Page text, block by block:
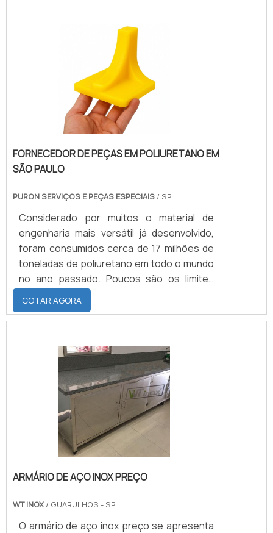
qualificados. A TOP-PUR é uma empresa
que tem feito a diferença no mercado por
toda seriedade e qualidade o que comprova
sua essência de trazer o melhor para os
FORNECEDOR DE PEÇAS EM POLIURETANO EM
SÃO PAULO
PURON SERVIÇOS E PEÇAS ESPECIAIS / SP
Considerado por muitos o material de
engenharia mais versátil já desenvolvido,
foram consumidos cerca de 17 milhões de
toneladas de poliuretano em todo o mundo
no ano passado. Poucos são os limites
para a fabricação de peças em poliuretano
PURON. Com matérias primas de altíssima
qualidade, máquinas para o processamento
e uma mão de obra experiente é possível
fabricar quaisquer tipos de peças em
poliuretano.
COTAR AGORA
ARMÁRIO DE AÇO INOX PREÇO
WT INOX / GUARULHOS - SP
O armário de aço inox preço se apresenta